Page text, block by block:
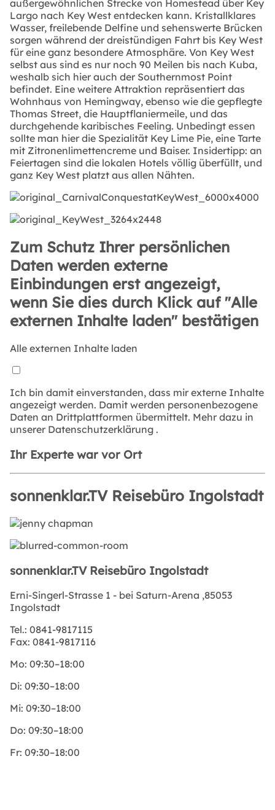
außergewöhnlichen Strecke von Homestead über Key
Largo nach Key West entdecken kann. Kristallklares
Wasser, freilebende Delfine und sehenswerte Brücken
sorgen während der dreistündigen Fahrt bis Key West
für eine ganz besondere Atmosphäre. Von Key West
selbst aus sind es nur noch 90 Meilen bis nach Kuba,
weshalb sich hier auch der Southernmost Point
befindet. Eine weitere Attraktion repräsentiert das
Wohnhaus von Hemingway, ebenso wie die gepflegte
Thomas Street, die Hauptflaniermeile, und das
durchgehende karibisches Feeling. Unbedingt essen
sollte man hier die Spezialität Key Lime Pie, eine Tarte
mit Zitronenlimettencreme und Baiser. Insidertipp: an
Feiertagen sind die lokalen Hotels völlig überfüllt, und
ganz Key West platzt aus allen Nähten.
Zum Schutz Ihrer persönlichen
Daten werden externe
Einbindungen erst angezeigt,
wenn Sie dies durch Klick auf "Alle
externen Inhalte laden" bestätigen
Alle externen Inhalte laden
Ich bin damit einverstanden, dass mir externe Inhalte
angezeigt werden. Damit werden personenbezogene
Daten an Drittplattformen übermittelt. Mehr dazu in
unserer Datenschutzerklärung .
Ihr Experte war vor Ort
sonnenklar.TV Reisebüro Ingolstadt
sonnenklar.TV Reisebüro Ingolstadt
Erni-Singerl-Strasse 1 - bei Saturn-Arena ,85053
Ingolstadt
Tel.: 0841-9817115
Fax: 0841-9817116
Mo: 09:30–18:00
Di: 09:30–18:00
Mi: 09:30–18:00
Do: 09:30–18:00
Fr: 09:30–18:00